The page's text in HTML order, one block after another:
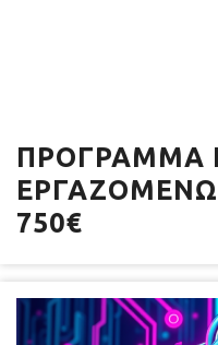
ΠΡΌΓΡΑΜΜΑ
750€